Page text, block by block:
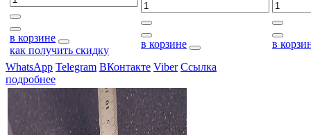
в корзине
как получить скидку
в корзине
в
WhatsApp Telegram ВКонтакте Viber Ссылка
подробнее